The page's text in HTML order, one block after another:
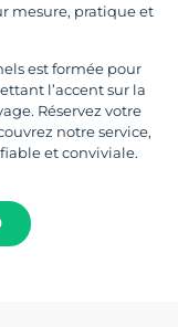
mesure, pratique et
est formée pour
l’accent sur la
Réservez votre
notre service,
et conviviale.